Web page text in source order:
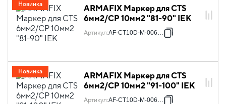
ARMAFIX Маркер для CTS
6мм2/CP 10мм2 "81-90" IEK
Артикул:AF-CT10D-M-006-09
Новинка
ARMAFIX Маркер для CTS
6мм2/CP 10мм2 "91-100" IEK
Артикул:AF-CT10D-M-006-10
Новинка